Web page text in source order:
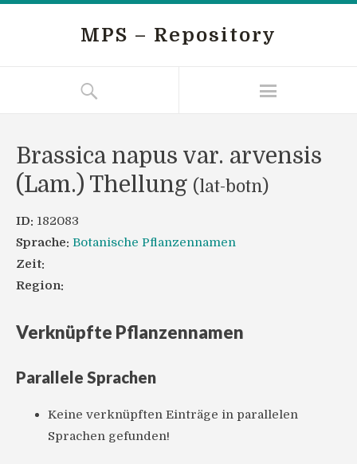
MPS – Repository
Brassica napus var. arvensis
(Lam.) Thellung (lat-botn)
ID: 182083
Sprache: Botanische Pflanzennamen
Zeit:
Region:
Verknüpfte Pflanzennamen
Parallele Sprachen
Keine verknüpften Einträge in parallelen
Sprachen gefunden!